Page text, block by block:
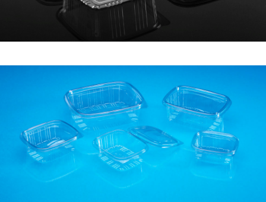
Línea EQUAL – Rectangular – PET Tarrinas